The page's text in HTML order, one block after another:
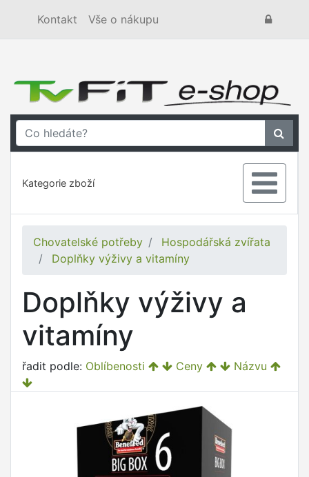
Kontakt Vše o nákupu
Kategorie zboží
Chovatelské potřeby
Hospodářská zvířata
Doplňky výživy a vitamíny
Doplňky výživy a
vitamíny
řadit podle: Oblíbenosti Ceny Názvu